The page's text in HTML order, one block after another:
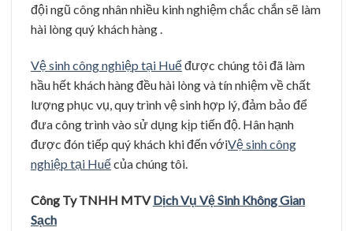
đội ngũ công nhân nhiều kinh nghiệm chắc chắn sẽ làm
hài lòng quý khách hàng .
Vệ sinh công nghiệp tại Huếđược chúng tôi đã làm
hầu hết khách hàng đều hài lòng và tín nhiệm về chất
lượng phục vụ, quy trình vệ sinh hợp lý, đảm bảo để
đưa công trình vào sử dụng kịp tiến độ. Hân hạnh
được đón tiếp quý khách khi đến vớiVệ sinh công
nghiệp tại Huếcủa chúng tôi.
Công Ty TNHH MTVDịch Vụ VệSinh Không Gian
Sạch